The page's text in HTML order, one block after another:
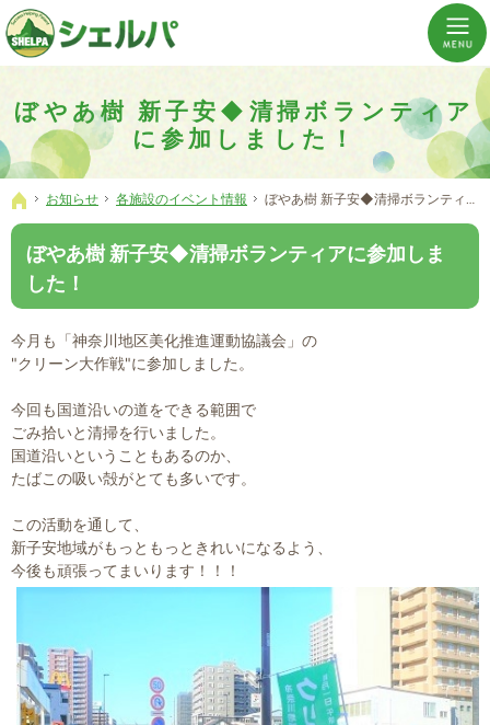
ぼやあ樹 新子安◆清掃ボランティア
に参加しました！
介護の「通い・泊まり・訪問」から必要なものだけをご提供。介護のことならシェルパへ。
横浜市神奈川区 事業所数No,1の小規模多機能型居宅介護ぼやあ樹
ホーム
お知らせ 各施設のイベント情報 ぼやあ樹 新子安◆清掃ボランティアに参加しました！
ぼやあ樹 新子安◆清掃ボランティアに参加しま
した！
今月も「神奈川地区美化推進運動協議会」の
"クリーン大作戦"に参加しました。
今回も国道沿いの道をできる範囲で
ごみ拾いと清掃を行いました。
国道沿いということもあるのか、
たばこの吸い殻がとても多いです。
この活動を通して、
新子安地域がもっともっときれいになるよう、
今後も頑張ってまいります！！！